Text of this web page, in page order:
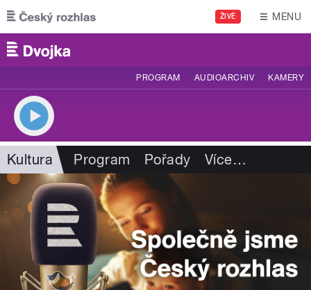
Přejít k hlavnímu obsahu
ŽIVĚ MENU
PROGRAM AUDIOARCHIV KAMERY
Kultura Program Pořady Více…